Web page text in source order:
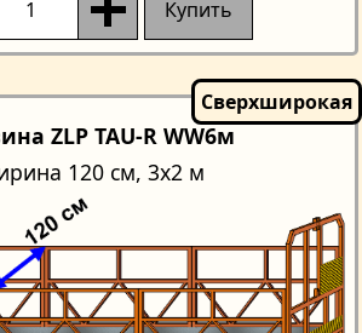
Купить
ZLP TAU-R WW6м
120 см, 3x2 м